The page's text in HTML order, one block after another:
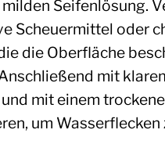
Seifenlösung.
Scheuermittel oder
die Oberfläche
mit
mit einem
um Wasserflecken